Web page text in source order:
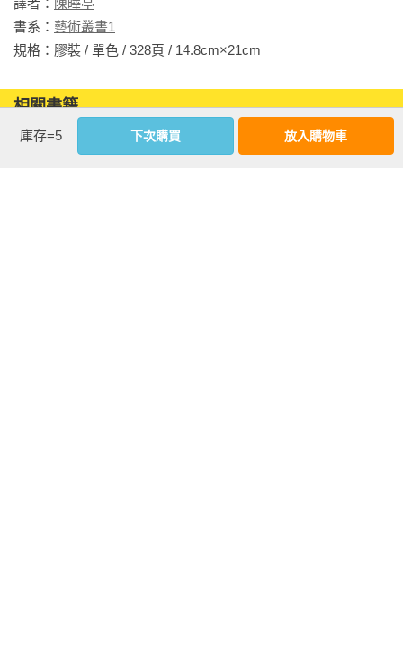
10 建築中的其他外力：承載荷重╱雪荷重╱風壓力╱地震力
11 結構計算：荷重的計算法╱1次設計╱2次設計╱層間位移角
計算╱歷時反應分析
《圖解結構力學練習入門》（ゼロからはじめる 「構造力学」
演習）
造」演習）
《圖解建築物理環境入門》（ゼロからはじめる 「環境工学」
入門）
書系： 藝術叢書1
規格：膠裝 / 單色 / 328頁 / 14.8cm×21cm
相關書籍
同作者 同分類 同出版社
庫存=5 下次購買 放入購物車